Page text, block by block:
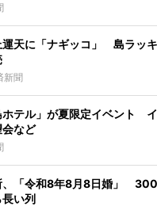
運天に「ナギッコ」 島ラッ
新聞
ホテル」が夏限定イベント
など
、「令和8年8月8日婚」 300
い列